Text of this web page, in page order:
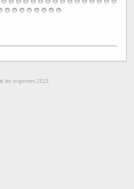
© les inspirines 2021